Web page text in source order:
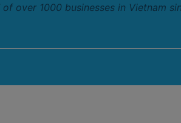
over 1000 businesses in Vietnam